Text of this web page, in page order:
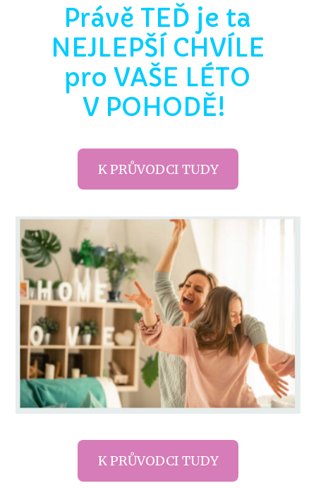
Právě TEĎ je ta
NEJLEPŠÍ CHVÍLE
pro VAŠE LÉTO
V POHODĚ!
K PRŮVODCI TUDY
K PRŮVODCI TUDY